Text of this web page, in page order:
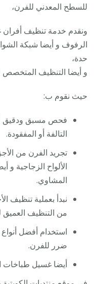
للسطح المعدني للفرن،
ونقدم خدمة تنظيف أفران
الرفوف و أيضا شبكة
حدة،
و أيضا التنظيف
حيث نقوم ب:
فحص مسبق ودقيق
التالفة أو المفقودة.
تجريد الفرن من
الألواح الزجاجية و
المشاوي.
نبدأ بعملية تنظيف
من التنظيف العميق
استخدام أفضل
ضرر للفرن.
أيضا غسيل طباخات